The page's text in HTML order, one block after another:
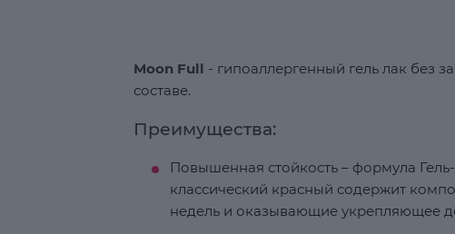
Moon Full - гипоаллергенный гель лак без
составе.
Преимущества:
Повышенная стойкость – формула
классический красный содержит
недель и оказывающие укрепляющее